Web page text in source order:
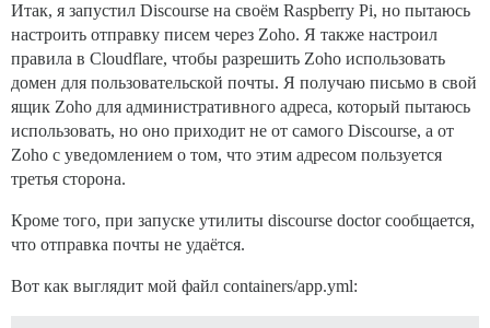
Итак, я запустил Discourse на своём Raspberry Pi, но пытаюсь
настроить отправку писем через Zoho. Я также настроил
правила в Cloudflare, чтобы разрешить Zoho использовать
домен для пользовательской почты. Я получаю письмо в свой
ящик Zoho для административного адреса, который пытаюсь
использовать, но оно приходит не от самого Discourse, а от
Zoho с уведомлением о том, что этим адресом пользуется
третья сторона.
Кроме того, при запуске утилиты discourse doctor сообщается,
что отправка почты не удаётся.
Вот как выглядит мой файл containers/app.yml: